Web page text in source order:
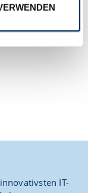
Kontroverse –
IT-